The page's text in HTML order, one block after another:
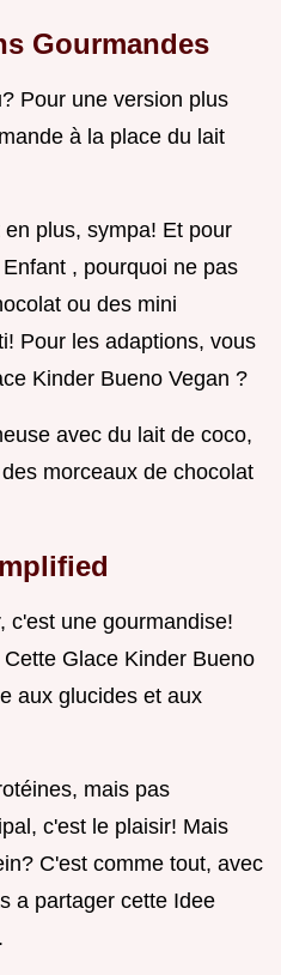
Gourmandes
Pour une version plus
à la place du lait
plus, sympa! Et pour
, pourquoi ne pas
ou des mini
Pour les adaptions, vous
Kinder Bueno Vegan ?
avec du lait de coco,
morceaux de chocolat
c'est une gourmandise!
Glace Kinder Bueno
aux glucides et aux
mais pas
c'est le plaisir! Mais
C'est comme tout, avec
a partager cette Idee